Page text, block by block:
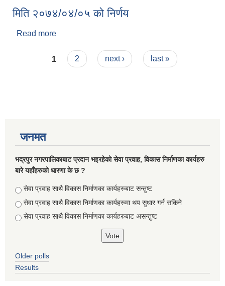
मिति २०७४/०४/०५ को निर्णय
Read more
Pages
1 2 next › last »
जनमत
भद्रपुर नगरपालिकाबाट प्रदान भइरहेको सेवा प्रवाह, विकास निर्माणका कार्यहरु
बारे यहाँहरुको धारणा के छ ?
Choices
सेवा प्रवाह साथै विकास निर्माणका कार्यहरुबाट सन्तुष्ट
सेवा प्रवाह साथै विकास निर्माणका कार्यहरुमा थप सुधार गर्न सकिने
सेवा प्रवाह साथै विकास निर्माणका कार्यहरुबाट असन्तुष्ट
Older polls
Results